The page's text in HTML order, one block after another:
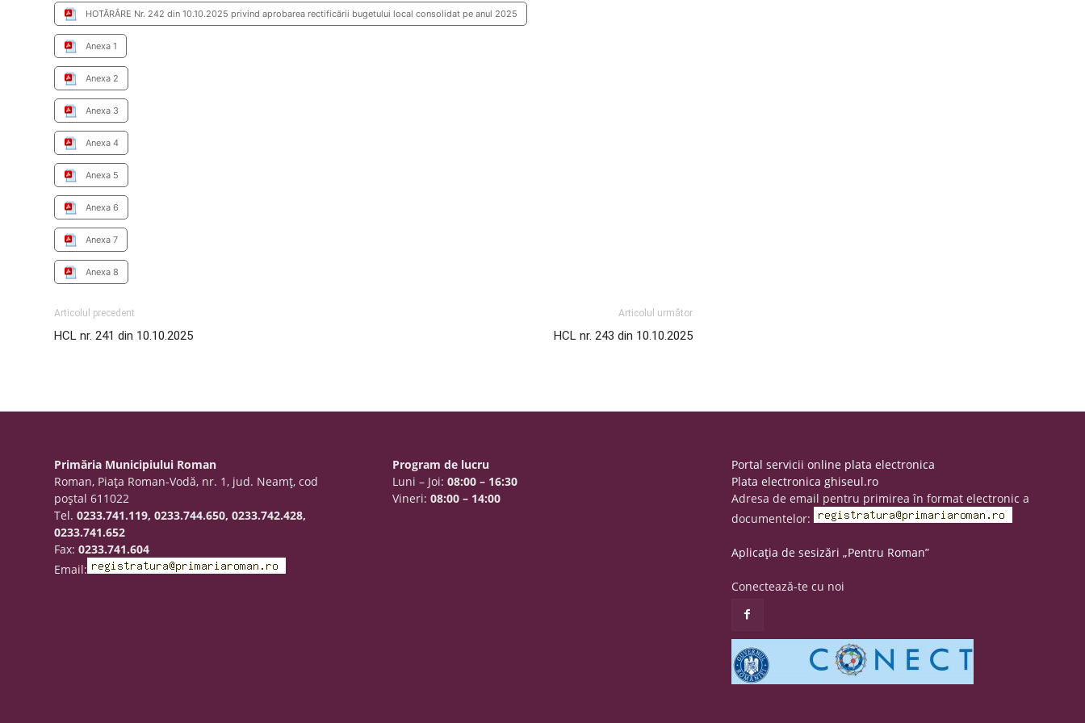
HOTĂRÂRE Nr. 242 din 10.10.2025 privind aprobarea rectificării bugetului local consolidat pe anul 2025
Anexa 1
Anexa 2
Anexa 3
Anexa 4
Anexa 5
Anexa 6
Anexa 7
Anexa 8
Articolul precedent
HCL nr. 241 din 10.10.2025
Articolul următor
HCL nr. 243 din 10.10.2025
Primăria Municipiului Roman
Roman, Piaţa Roman-Vodă, nr. 1, jud. Neamţ, cod
poştal 611022
Tel.0233.741.119, 0233.744.650, 0233.742.428,
0233.741.652
Fax:0233.741.604
Email:
Program de lucru
Luni – Joi:08:00 – 16:30
Vineri:08:00 – 14:00
Portal servicii online plata electronica
Plata electronica ghiseul.ro
Adresa de email pentru primirea în format electronic a
documentelor:
Aplicația de sesizări „Pentru Roman”
Conectează-te cu noi